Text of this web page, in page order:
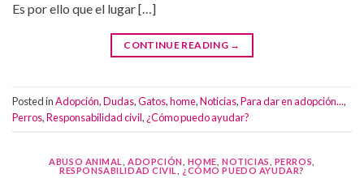
Es por ello que el lugar […]
CONTINUE READING →
Posted inAdopción,Dudas,Gatos,home,Noticias,Para dar en adopción...,
Perros,Responsabilidad civil, ¿Cómo puedo ayudar?
ABUSO ANIMAL ,ADOPCIÓN HOME ,NOTICIAS PERROS
RESPONSABILIDAD CIVIL
¿CÓMO PUEDO AYUDAR?